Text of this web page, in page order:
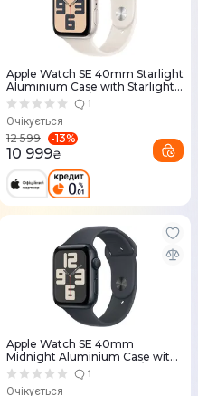
Apple Watch SE 40mm Starlight
Aluminium Case with Starlight
Sport Band - M/L1
Очікується
12 599 -13%
10 999₴
Apple Watch SE 40mm
Midnight Aluminium Case with
Midnight Sport Band - M/L
1
Очікується